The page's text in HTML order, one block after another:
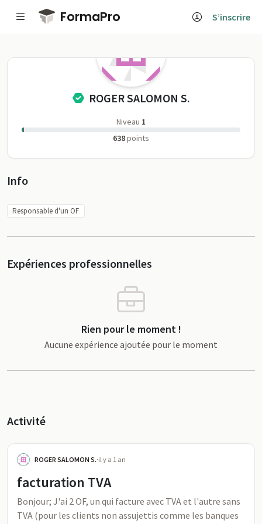
Passer au contenu principal
FormaPro S’inscrire
ROGER
ROGER SALOMON S.
Niveau 1
638points
Profil
Info
Responsable d'un OF
Expériences professionnelles
Rien pour le moment !
Aucune expérience ajoutée pour le moment
Activité
ROGER SALOMON S.·il y a 1 an
facturation TVA
Bonjour; J'ai 2 OF, un qui facture avec TVA et l'autre sans
TVA (pour les clients non assujettis comme les banques